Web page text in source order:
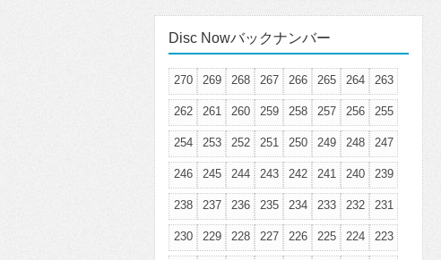
Disc Nowバックナンバー
270 269 268 267 266 265 264 263
262 261 260 259 258 257 256 255
254 253 252 251 250 249 248 247
246 245 244 243 242 241 240 239
238 237 236 235 234 233 232 231
230 229 228 227 226 225 224 223